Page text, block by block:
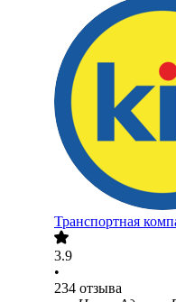
Транспортная
3.9
•
234 отзыва